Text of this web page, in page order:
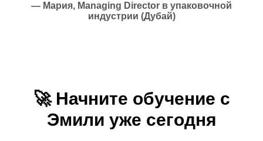
— Мария, Managing Director в упаковочной
индустрии (Дубай)
🚀 Начните обучение с
Эмили уже сегодня